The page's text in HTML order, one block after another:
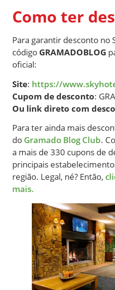
Como ter
Para garantir desconto no
código GRAMADOBLOG
oficial:
Site: https://
Cupom de desconto:
Ou link direto com
Para ter ainda mais
do Gramado Blog Club.
a mais de 330 cupons de
principais
região. Legal, né? Então,
mais.